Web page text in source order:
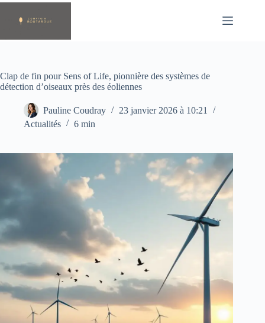
Passer
contenu
Clap de fin pour Sens of Life, pionnière des systèmes de
détection d’oiseaux près des éoliennes
Pauline Coudray
23 janvier 2026 à 10:21
Actualités
6 min